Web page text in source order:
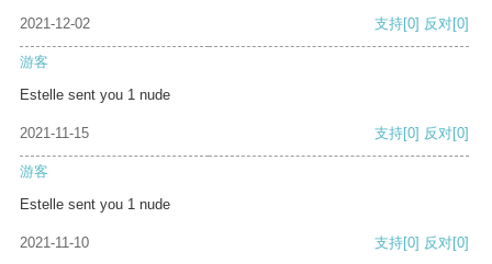
2021-12-02 支持[0] 反对[0]
游客
Estelle sent you 1 nude
2021-11-15 支持[0] 反对[0]
游客
Estelle sent you 1 nude
2021-11-10 支持[0] 反对[0]